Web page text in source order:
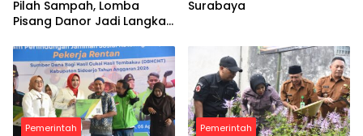
Pilah Sampah, Lomba
Pisang Danor Jadi Langkah
Pancasila
Surabaya
Pemerintah Pemerintah